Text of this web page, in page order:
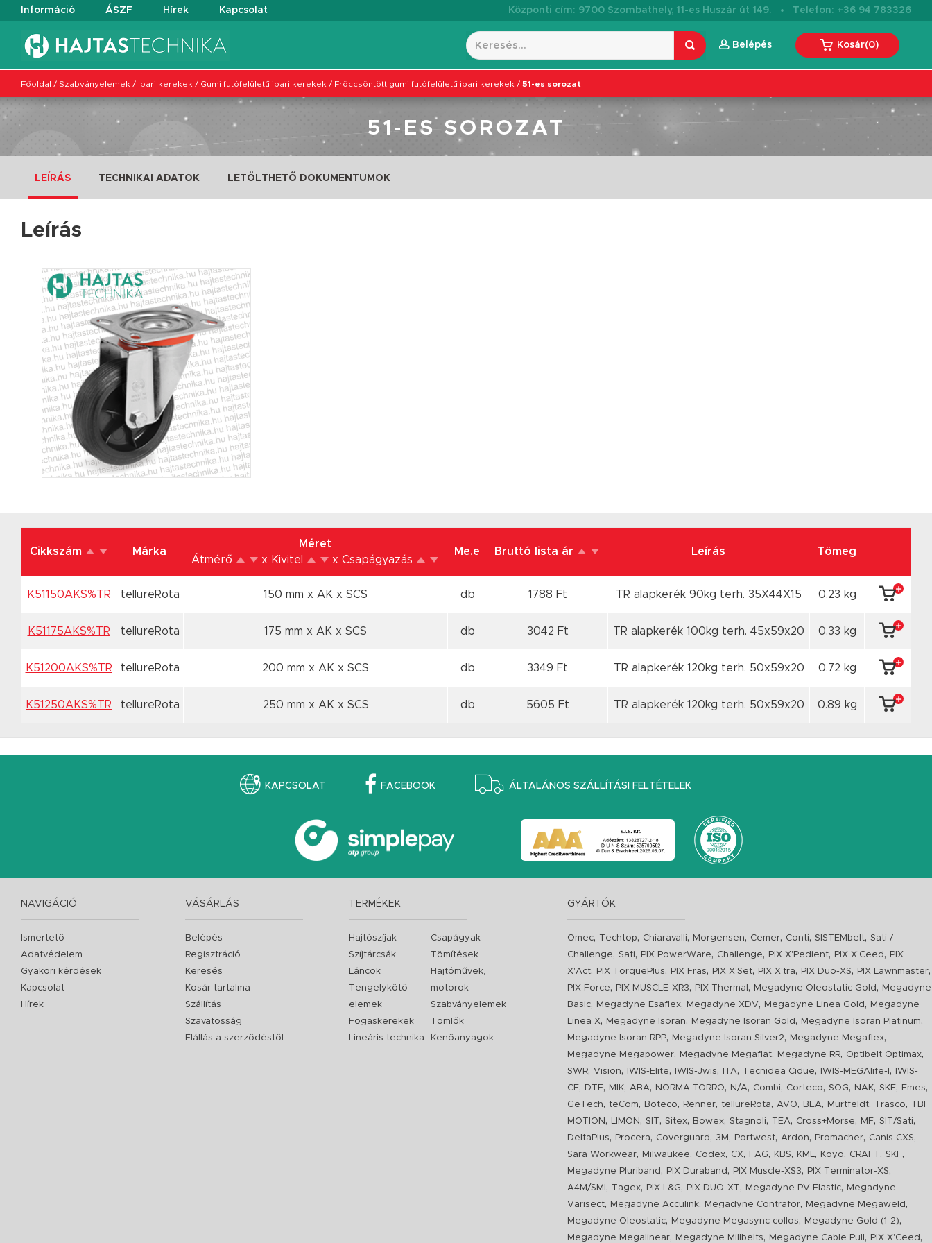
Információ ÁSZF Hírek Kapcsolat Központi cím: 9700 Szombathely, 11-es Huszár út 149. · Telefon: +36 94 783326
Belépés Kosár(0)
Főoldal / Szabványelemek / Ipari kerekek / Gumi futófelületű ipari kerekek / Fröccsöntött gumi futófelületű ipari kerekek / 51-es sorozat
51-ES SOROZAT
LEÍRÁS TECHNIKAI ADATOK LETÖLTHETŐ DOKUMENTUMOK
Leírás
Cikkszám Márka
Méret
Átmérő
x Kivitel x Csapágyazás
Me.e Bruttó lista ár Leírás Tömeg
K51150AKS%TR tellureRota 150 mm x AK x SCS db 1788 Ft TR alapkerék 90kg terh. 35X44X15 0.23 kg
K51175AKS%TR tellureRota 175 mm x AK x SCS db 3042 Ft TR alapkerék 100kg terh. 45x59x20 0.33 kg
K51200AKS%TR tellureRota 200 mm x AK x SCS db 3349 Ft TR alapkerék 120kg terh. 50x59x20 0.72 kg
K51250AKS%TR tellureRota 250 mm x AK x SCS db 5605 Ft TR alapkerék 120kg terh. 50x59x20 0.89 kg
KAPCSOLAT FACEBOOK ÁLTALÁNOS SZÁLLÍTÁSI FELTÉTELEK
NAVIGÁCIÓ
Ismertető
Adatvédelem
Gyakori kérdések
Kapcsolat
Hírek
VÁSÁRLÁS
Belépés
Regisztráció
Keresés
Kosár tartalma
Szállítás
Szavatosság
Elállás a szerződéstől
TERMÉKEK
Hajtószíjak
Szíjtárcsák
Láncok
Tengelykötő
elemek
Fogaskerekek
Lineáris technika
Csapágyak
Tömítések
Hajtóművek,
motorok
Szabványelemek
Tömlők
Kenőanyagok
GYÁRTÓK
Omec, Techtop, Chiaravalli, Morgensen, Cemer, Conti,SISTEMbelt,Sati /
Challenge,Sati, PIX PowerWare, Challenge, PIX X'Pedient, PIX X'Ceed ,
PIX
X'Act, PIX TorquePlus, PIX Fras, PIX X'Set, PIX X'tra, PIX Duo-XS, PIX Lawnmaster,
PIX Force, PIX MUSCLE-XR3, PIX Thermal , Megadyne Oleostatic Gold ,
Megadyne
Basic, Megadyne Esaflex, Megadyne XDV, Megadyne Linea Gold ,
Megadyne
Linea X, Megadyne Isoran, Megadyne Isoran Gold , Megadyne Isoran Platinum,
Megadyne Isoran RPP, Megadyne Isoran Silver2, Megadyne Megaflex,
Megadyne Megapower, Megadyne Megaflat, Megadyne RR, Optibelt Optimax,
SWR,Vision, IWIS-Elite, IWIS-Jwis, ITA, Tecnidea Cidue, IWIS-MEGAlife-I ,
IWIS-
CF, DTE, MIK, ABA, NORMA TORRO, N/A, Combi, Corteco,SOG, NAK,SKF, Emes,
GeTech, teCom, Boteco, Renner, tellureRota, AVO, BEA, Murtfeldt, Trasco, TBI
MOTION , LIMON ,SIT,Sitex, Bowex,Stagnoli, TEA, Cross+Morse, MF,SIT/Sati,
DeltaPlus, Procera, Coverguard , 3M , Portwest, Ardon, Promacher, Canis CXS,
Sara Workwear, Milwaukee, Codex, CX, FAG, KBS, KML, Koyo, CRAFT,SKF,
Megadyne Pluriband , PIX Duraband , PIX Muscle-XS3, PIX Terminator-XS,
A4M/SMI , Tagex, PIX L&G, PIX DUO-XT, Megadyne PV Elastic,
Megadyne
Varisect, Megadyne Acculink, Megadyne Contrafor, Megadyne Megaweld ,
Megadyne Oleostatic, Megadyne Megasync collos, Megadyne Gold (1-2),
Megadyne Megalinear, Megadyne Millbelts, Megadyne Cable Pull , PIX X'Ceed ,